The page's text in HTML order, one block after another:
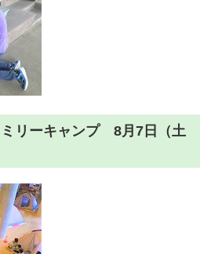
リーキャンプ 8月7日（土